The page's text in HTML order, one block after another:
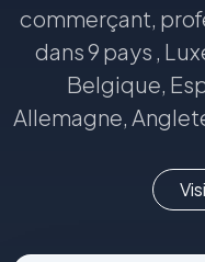
commerçant,
dans 9 pays ,
Belgique,
Allemagne,